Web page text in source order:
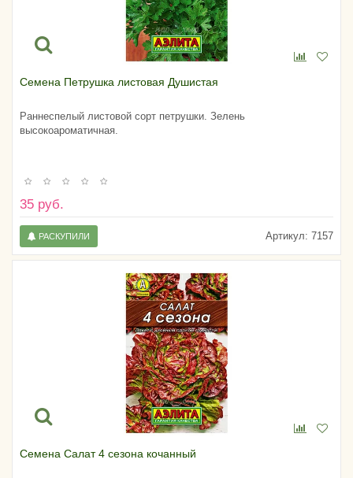
Семена Петрушка листовая Душистая
Раннеспелый листовой сорт петрушки. Зелень
высокоароматичная.
35 руб.
Артикул: 7157
РАСКУПИЛИ
Семена Салат 4 сезона кочанный